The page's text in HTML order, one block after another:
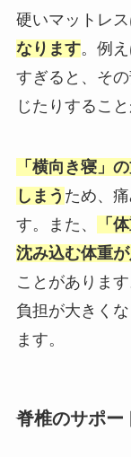
硬いマットレ
なります。例
すぎると、そ
じたりすること
「横向き寝」
しまう ため、
す。また、
「
沈み込む体重
ことがありま
負担が大きく
ます。
脊椎のサポー